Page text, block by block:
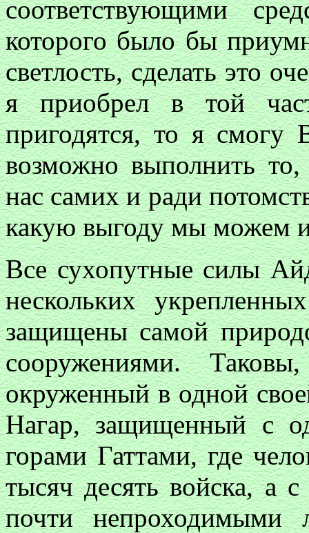
соответствующими
которого было бы
светлость, сделать это
я приобрел в той
пригодятся, то я смогу
возможно выполнить
нас самих и ради
какую выгоду мы можем
Все сухопутные силы
нескольких
защищены самой
сооружениями.
окруженный в одной
Нагар, защищенный с
горами Гаттами, где
тысяч десять войска, а
почти